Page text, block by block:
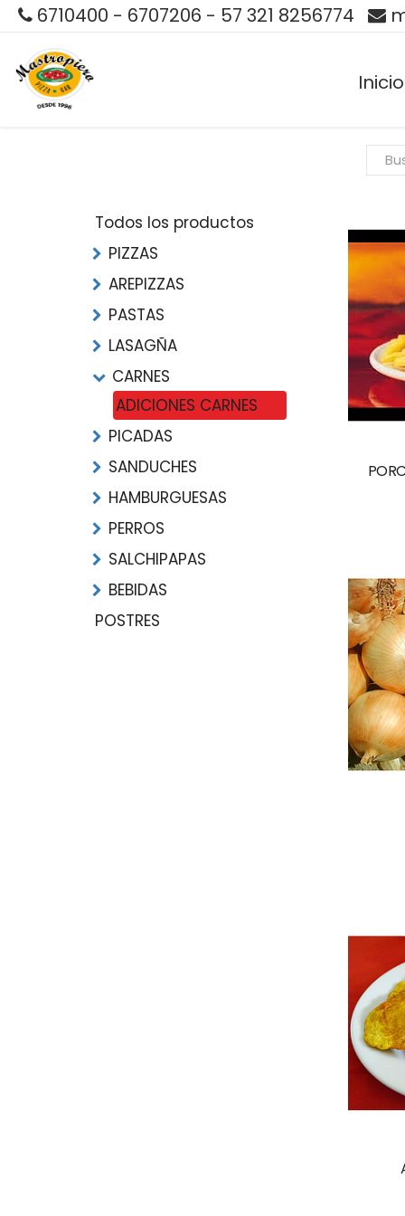
6710400 - 6707206 - 57 321 8256774
Inicio
Todos los productos
PIZZAS
AREPIZZAS
PASTAS
LASAGÑA
CARNES
ADICIONES CARNES
PICADAS
SANDUCHES
HAMBURGUESAS
PERROS
SALCHIPAPAS
BEBIDAS
POSTRES